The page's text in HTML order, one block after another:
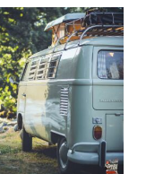
becombi
Août 10
108
0